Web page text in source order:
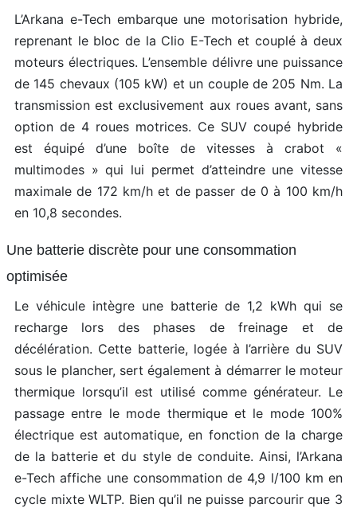
L’Arkana e-Tech embarque une motorisation hybride,
reprenant le bloc de la Clio E-Tech et couplé à deux
moteurs électriques. L’ensemble délivre une puissance
de 145 chevaux (105 kW) et un couple de 205 Nm. La
transmission est exclusivement aux roues avant, sans
option de 4 roues motrices. Ce SUV coupé hybride
est équipé d’une boîte de vitesses à crabot «
multimodes » qui lui permet d’atteindre une vitesse
maximale de 172 km/h et de passer de 0 à 100 km/h
en 10,8 secondes.
Une batterie discrète pour une consommation
optimisée
Le véhicule intègre une batterie de 1,2 kWh qui se
recharge lors des phases de freinage et de
décélération. Cette batterie, logée à l’arrière du SUV
sous le plancher, sert également à démarrer le moteur
thermique lorsqu’il est utilisé comme générateur. Le
passage entre le mode thermique et le mode 100%
électrique est automatique, en fonction de la charge
de la batterie et du style de conduite. Ainsi, l’Arkana
e-Tech affiche une consommation de 4,9 l/100 km en
cycle mixte WLTP. Bien qu’il ne puisse parcourir que 3